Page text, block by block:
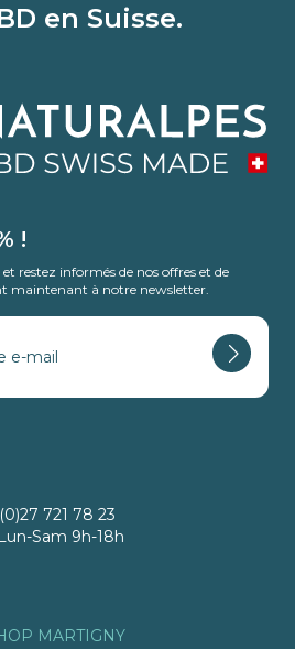
en Suisse.
!
et restez informés de nos offres et de
maintenant à notre newsletter.
721 78 23
Sam 9h-18h
MARTIGNY